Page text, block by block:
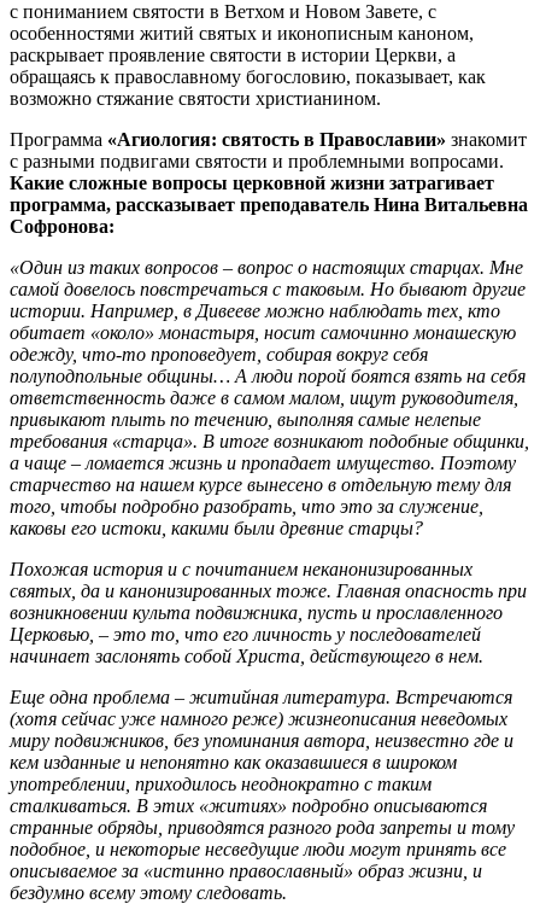
с пониманием святости в Ветхом и Новом Завете, с
особенностями житий святых и иконописным каноном,
раскрывает проявление святости в истории Церкви, а
обращаясь к православному богословию, показывает, как
возможно стяжание святости христианином.
Программа «Агиология: святость в Православии» знакомит
с разными подвигами святости и проблемными вопросами.
Какие сложные вопросы церковной жизни затрагивает
программа, рассказывает преподаватель Нина Витальевна
Софронова:
«Один из таких вопросов – вопрос о настоящих старцах. Мне
самой довелось повстречаться с таковым. Но бывают другие
истории. Например, в Дивееве можно наблюдать тех, кто
обитает «около» монастыря, носит самочинно монашескую
одежду, что-то проповедует, собирая вокруг себя
полуподпольные общины… А люди порой боятся взять на себя
ответственность даже в самом малом, ищут руководителя,
привыкают плыть по течению, выполняя самые нелепые
требования «старца». В итоге возникают подобные общинки,
а чаще – ломается жизнь и пропадает имущество. Поэтому
старчество на нашем курсе вынесено в отдельную тему для
того, чтобы подробно разобрать, что это за служение,
каковы его истоки, какими были древние старцы?
Похожая история и с почитанием неканонизированных
святых, да и канонизированных тоже. Главная опасность при
возникновении культа подвижника, пусть и прославленного
Церковью, – это то, что его личность у последователей
начинает заслонять собой Христа, действующего в нем.
Еще одна проблема – житийная литература. Встречаются
(хотя сейчас уже намного реже) жизнеописания неведомых
миру подвижников, без упоминания автора, неизвестно где и
кем изданные и непонятно как оказавшиеся в широком
употреблении, приходилось неоднократно с таким
сталкиваться. В этих «житиях» подробно описываются
странные обряды, приводятся разного рода запреты и тому
подобное, и некоторые несведущие люди могут принять все
описываемое за «истинно православный» образ жизни, и
бездумно всему этому следовать.